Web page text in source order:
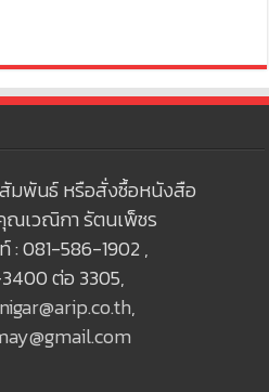
มพันธ์ หรือสั่งซื้อหนังสือ
เวณิกา รัตนเพ็ชร
: 081-586-1902 ,
ต่อ 3305,
,